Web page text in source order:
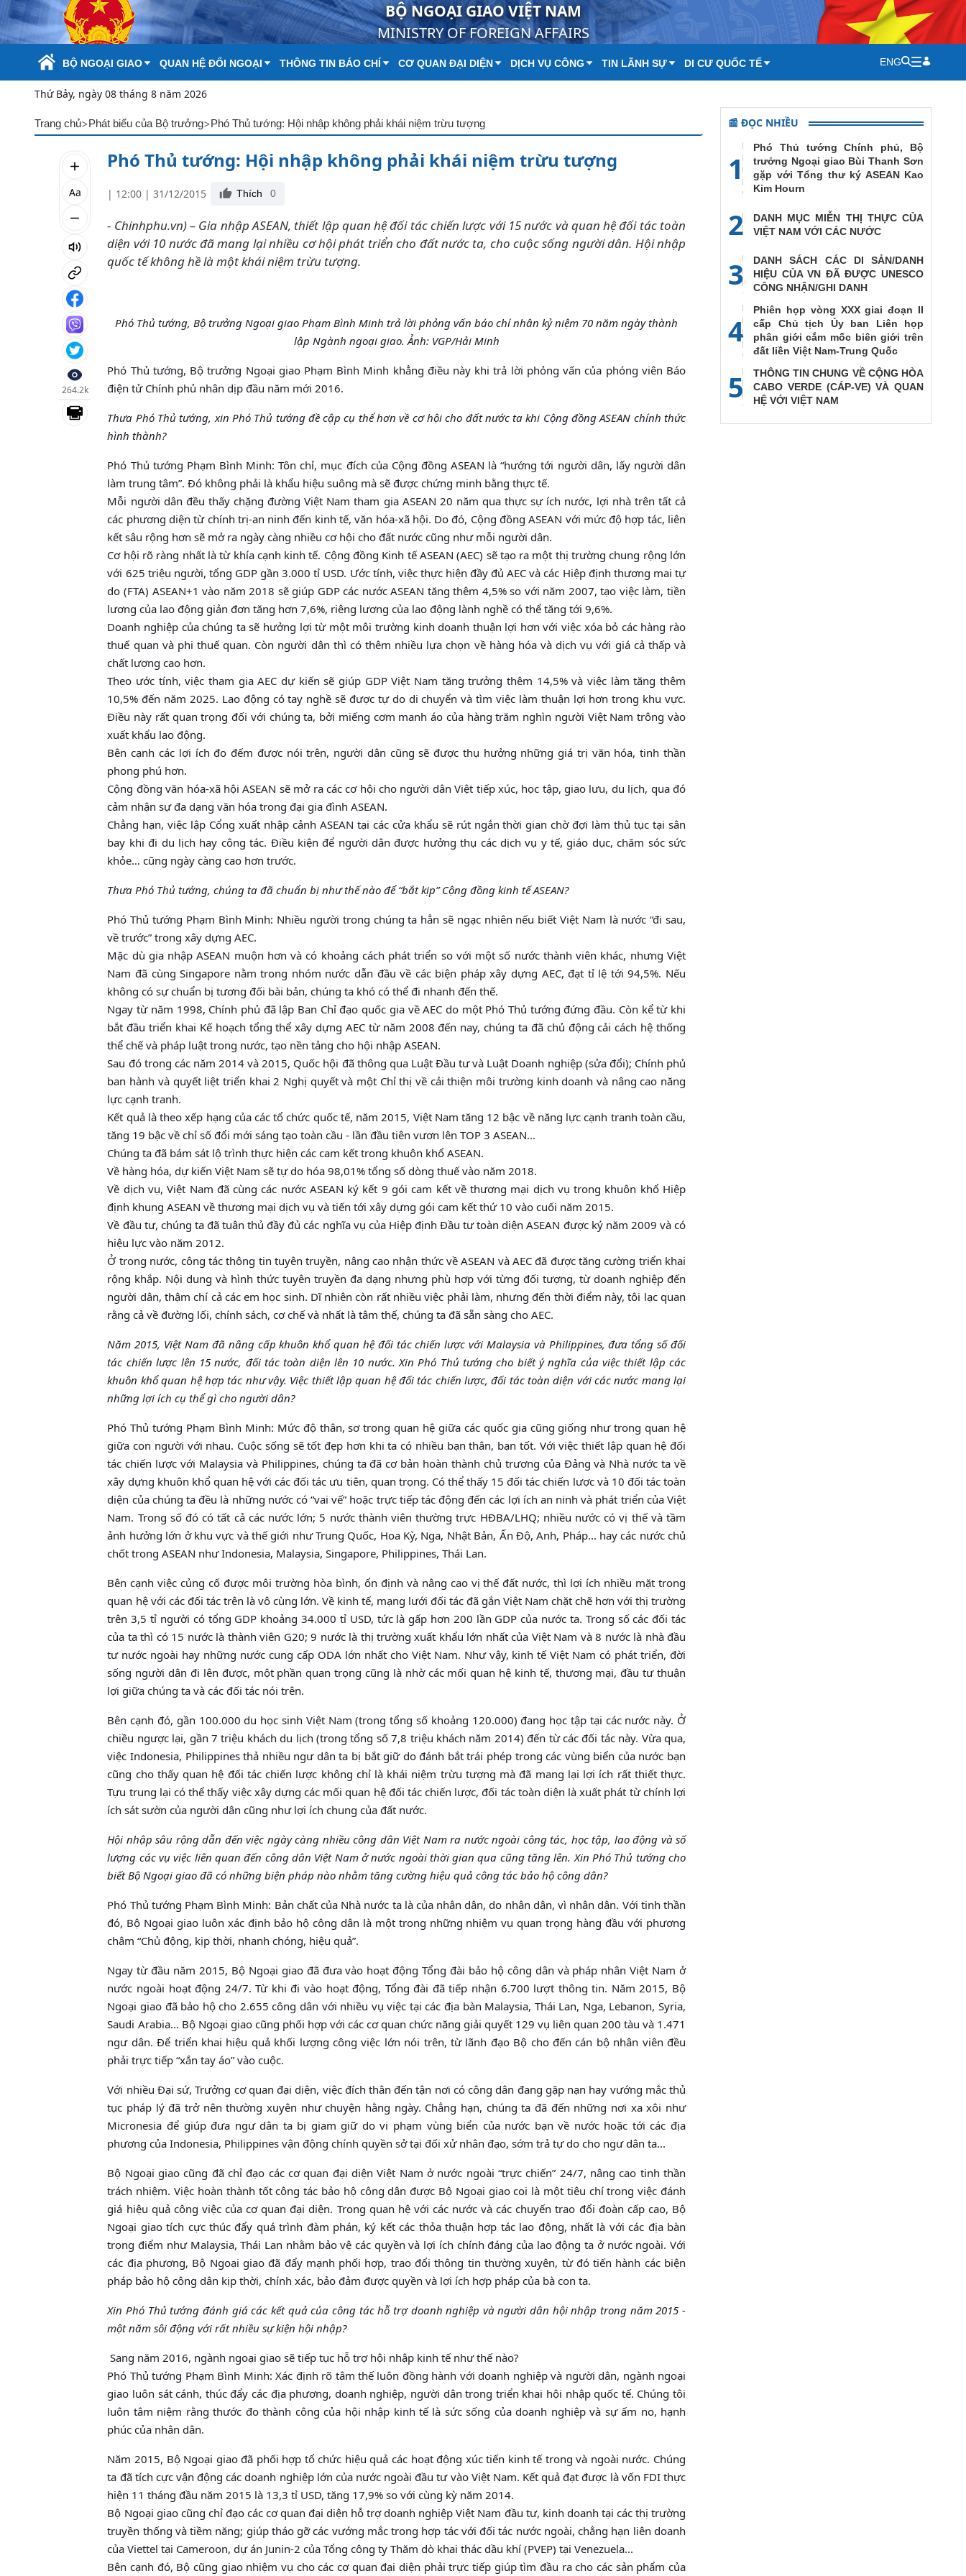
Skip to Main Content BỘ NGOẠI GIAO VIỆT NAM
MINISTRY OF FOREIGN AFFAIRS
BỘ NGOẠI GIAO QUAN HỆ ĐỐI NGOẠI THÔNG TIN BÁO CHÍ CƠ QUAN ĐẠI DIỆN DỊCH VỤ CÔNG TIN LÃNH SỰ DI CƯ QUỐC TẾ ENG
Thứ Bảy, ngày 08 tháng 8 năm 2026
Trang chủ>Phát biểu của Bộ trưởng>Phó Thủ tướng: Hội nhập không phải khái niệm trừu tượng
Aa
264.2k
Phó Thủ tướng: Hội nhập không phải khái niệm trừu tượng
| 12:00 | 31/12/2015 Thích 0
- Chinhphu.vn) – Gia nhập ASEAN, thiết lập quan hệ đối tác chiến lược với 15 nước và quan hệ đối tác toàn
diện với 10 nước đã mang lại nhiều cơ hội phát triển cho đất nước ta, cho cuộc sống người dân. Hội nhập
quốc tế không hề là một khái niệm trừu tượng.
Phó Thủ tướng, Bộ trưởng Ngoại giao Phạm Bình Minh trả lời phỏng vấn báo chí nhân kỷ niệm 70 năm ngày thành
lập Ngành ngoại giao. Ảnh: VGP/Hải Minh
Phó Thủ tướng, Bộ trưởng Ngoại giao Phạm Bình Minh khẳng điều này khi trả lời phỏng vấn của phóng viên Báo
điện tử Chính phủ nhân dịp đầu năm mới 2016.
Thưa Phó Thủ tướng, xin Phó Thủ tướng đề cập cụ thể hơn về cơ hội cho đất nước ta khi Cộng đồng ASEAN chính thức
hình thành?
Phó Thủ tướng Phạm Bình Minh: Tôn chỉ, mục đích của Cộng đồng ASEAN là “hướng tới người dân, lấy người dân
làm trung tâm”. Đó không phải là khẩu hiệu suông mà sẽ được chứng minh bằng thực tế.
Mỗi người dân đều thấy chặng đường Việt Nam tham gia ASEAN 20 năm qua thực sự ích nước, lợi nhà trên tất cả
các phương diện từ chính trị-an ninh đến kinh tế, văn hóa-xã hội. Do đó, Cộng đồng ASEAN với mức độ hợp tác, liên
kết sâu rộng hơn sẽ mở ra ngày càng nhiều cơ hội cho đất nước cũng như mỗi người dân.
Cơ hội rõ ràng nhất là từ khía cạnh kinh tế. Cộng đồng Kinh tế ASEAN (AEC) sẽ tạo ra một thị trường chung rộng lớn
với 625 triệu người, tổng GDP gần 3.000 tỉ USD. Ước tính, việc thực hiện đầy đủ AEC và các Hiệp định thương mai tự
do (FTA) ASEAN+1 vào năm 2018 sẽ giúp GDP các nước ASEAN tăng thêm 4,5% so với năm 2007, tạo việc làm, tiền
lương của lao động giản đơn tăng hơn 7,6%, riêng lương của lao động lành nghề có thể tăng tới 9,6%.
Doanh nghiệp của chúng ta sẽ hưởng lợi từ một môi trường kinh doanh thuận lợi hơn với việc xóa bỏ các hàng rào
thuế quan và phi thuế quan. Còn người dân thì có thêm nhiều lựa chọn về hàng hóa và dịch vụ với giá cả thấp và
chất lượng cao hơn.
Theo ước tính, việc tham gia AEC dự kiến sẽ giúp GDP Việt Nam tăng trưởng thêm 14,5% và việc làm tăng thêm
10,5% đến năm 2025. Lao động có tay nghề sẽ được tự do di chuyển và tìm việc làm thuận lợi hơn trong khu vực.
Điều này rất quan trọng đối với chúng ta, bởi miếng cơm manh áo của hàng trăm nghìn người Việt Nam trông vào
xuất khẩu lao động.
Bên cạnh các lợi ích đo đếm được nói trên, người dân cũng sẽ được thụ hưởng những giá trị văn hóa, tinh thần
phong phú hơn.
Cộng đồng văn hóa-xã hội ASEAN sẽ mở ra các cơ hội cho người dân Việt tiếp xúc, học tập, giao lưu, du lịch, qua đó
cảm nhận sự đa dạng văn hóa trong đại gia đình ASEAN.
Chẳng hạn, việc lập Cổng xuất nhập cảnh ASEAN tại các cửa khẩu sẽ rút ngắn thời gian chờ đợi làm thủ tục tại sân
bay khi đi du lịch hay công tác. Điều kiện để người dân được hưởng thụ các dịch vụ y tế, giáo dục, chăm sóc sức
khỏe… cũng ngày càng cao hơn trước.
Thưa Phó Thủ tướng, chúng ta đã chuẩn bị như thế nào để “bắt kịp” Cộng đồng kinh tế ASEAN?
Phó Thủ tướng Phạm Bình Minh: Nhiều người trong chúng ta hẳn sẽ ngạc nhiên nếu biết Việt Nam là nước “đi sau,
về trước” trong xây dựng AEC.
Mặc dù gia nhập ASEAN muộn hơn và có khoảng cách phát triển so với một số nước thành viên khác, nhưng Việt
Nam đã cùng Singapore nằm trong nhóm nước dẫn đầu về các biện pháp xây dựng AEC, đạt tỉ lệ tới 94,5%. Nếu
không có sự chuẩn bị tương đối bài bản, chúng ta khó có thể đi nhanh đến thế.
Ngay từ năm 1998, Chính phủ đã lập Ban Chỉ đạo quốc gia về AEC do một Phó Thủ tướng đứng đầu. Còn kể từ khi
bắt đầu triển khai Kế hoạch tổng thể xây dựng AEC từ năm 2008 đến nay, chúng ta đã chủ động cải cách hệ thống
thể chế và pháp luật trong nước, tạo nền tảng cho hội nhập ASEAN.
Sau đó trong các năm 2014 và 2015, Quốc hội đã thông qua Luật Đầu tư và Luật Doanh nghiệp (sửa đổi); Chính phủ
ban hành và quyết liệt triển khai 2 Nghị quyết và một Chỉ thị về cải thiện môi trường kinh doanh và nâng cao năng
lực cạnh tranh.
Kết quả là theo xếp hạng của các tổ chức quốc tế, năm 2015, Việt Nam tăng 12 bậc về năng lực cạnh tranh toàn cầu,
tăng 19 bậc về chỉ số đổi mới sáng tạo toàn cầu - lần đầu tiên vươn lên TOP 3 ASEAN...
Chúng ta đã bám sát lộ trình thực hiện các cam kết trong khuôn khổ ASEAN.
Về hàng hóa, dự kiến Việt Nam sẽ tự do hóa 98,01% tổng số dòng thuế vào năm 2018.
Về dịch vụ, Việt Nam đã cùng các nước ASEAN ký kết 9 gói cam kết về thương mại dịch vụ trong khuôn khổ Hiệp
định khung ASEAN về thương mại dịch vụ và tiến tới xây dựng gói cam kết thứ 10 vào cuối năm 2015.
Về đầu tư, chúng ta đã tuân thủ đầy đủ các nghĩa vụ của Hiệp định Đầu tư toàn diện ASEAN được ký năm 2009 và có
hiệu lực vào năm 2012.
Ở trong nước, công tác thông tin tuyên truyền, nâng cao nhận thức về ASEAN và AEC đã được tăng cường triển khai
rộng khắp. Nội dung và hình thức tuyên truyền đa dạng nhưng phù hợp với từng đối tượng, từ doanh nghiệp đến
người dân, thậm chí cả các em học sinh. Dĩ nhiên còn rất nhiều việc phải làm, nhưng đến thời điểm này, tôi lạc quan
rằng cả về đường lối, chính sách, cơ chế và nhất là tâm thế, chúng ta đã sẵn sàng cho AEC.
Năm 2015, Việt Nam đã nâng cấp khuôn khổ quan hệ đối tác chiến lược với Malaysia và Philippines, đưa tổng số đối
tác chiến lược lên 15 nước, đối tác toàn diện lên 10 nước. Xin Phó Thủ tướng cho biết ý nghĩa của việc thiết lập các
khuôn khổ quan hệ hợp tác như vậy. Việc thiết lập quan hệ đối tác chiến lược, đối tác toàn diện với các nước mang lại
những lợi ích cụ thể gì cho người dân?
Phó Thủ tướng Phạm Bình Minh: Mức độ thân, sơ trong quan hệ giữa các quốc gia cũng giống như trong quan hệ
giữa con người với nhau. Cuộc sống sẽ tốt đẹp hơn khi ta có nhiều bạn thân, bạn tốt. Với việc thiết lập quan hệ đối
tác chiến lược với Malaysia và Philippines, chúng ta đã cơ bản hoàn thành chủ trương của Đảng và Nhà nước ta về
xây dựng khuôn khổ quan hệ với các đối tác ưu tiên, quan trọng. Có thể thấy 15 đối tác chiến lược và 10 đối tác toàn
diện của chúng ta đều là những nước có “vai vế” hoặc trực tiếp tác động đến các lợi ích an ninh và phát triển của Việt
Nam. Trong số đó có tất cả các nước lớn; 5 nước thành viên thường trực HĐBA/LHQ; nhiều nước có vị thế và tầm
ảnh hưởng lớn ở khu vực và thế giới như Trung Quốc, Hoa Kỳ, Nga, Nhật Bản, Ấn Độ, Anh, Pháp... hay các nước chủ
chốt trong ASEAN như Indonesia, Malaysia, Singapore, Philippines, Thái Lan.
Bên cạnh việc củng cố được môi trường hòa bình, ổn định và nâng cao vị thế đất nước, thì lợi ích nhiều mặt trong
quan hệ với các đối tác trên là vô cùng lớn. Về kinh tế, mạng lưới đối tác đã gắn Việt Nam chặt chẽ hơn với thị trường
trên 3,5 tỉ người có tổng GDP khoảng 34.000 tỉ USD, tức là gấp hơn 200 lần GDP của nước ta. Trong số các đối tác
của ta thì có 15 nước là thành viên G20; 9 nước là thị trường xuất khẩu lớn nhất của Việt Nam và 8 nước là nhà đầu
tư nước ngoài hay những nước cung cấp ODA lớn nhất cho Việt Nam. Như vậy, kinh tế Việt Nam có phát triển, đời
sống người dân đi lên được, một phần quan trọng cũng là nhờ các mối quan hệ kinh tế, thương mại, đầu tư thuận
lợi giữa chúng ta và các đối tác nói trên.
Bên cạnh đó, gần 100.000 du học sinh Việt Nam (trong tổng số khoảng 120.000) đang học tập tại các nước này. Ở
chiều ngược lại, gần 7 triệu khách du lịch (trong tổng số 7,8 triệu khách năm 2014) đến từ các đối tác này. Vừa qua,
việc Indonesia, Philippines thả nhiều ngư dân ta bị bắt giữ do đánh bắt trái phép trong các vùng biển của nước bạn
cũng cho thấy quan hệ đối tác chiến lược không chỉ là khái niệm trừu tượng mà đã mang lại lợi ích rất thiết thực.
Tựu trung lại có thể thấy việc xây dựng các mối quan hệ đối tác chiến lược, đối tác toàn diện là xuất phát từ chính lợi
ích sát sườn của người dân cũng như lợi ích chung của đất nước.
Hội nhập sâu rộng dẫn đến việc ngày càng nhiều công dân Việt Nam ra nước ngoài công tác, học tập, lao động và số
lượng các vụ việc liên quan đến công dân Việt Nam ở nước ngoài thời gian qua cũng tăng lên. Xin Phó Thủ tướng cho
biết Bộ Ngoại giao đã có những biện pháp nào nhằm tăng cường hiệu quả công tác bảo hộ công dân?
Phó Thủ tướng Phạm Bình Minh: Bản chất của Nhà nước ta là của nhân dân, do nhân dân, vì nhân dân. Với tinh thần
đó, Bộ Ngoại giao luôn xác định bảo hộ công dân là một trong những nhiệm vụ quan trọng hàng đầu với phương
châm “Chủ động, kịp thời, nhanh chóng, hiệu quả”.
Ngay từ đầu năm 2015, Bộ Ngoại giao đã đưa vào hoạt động Tổng đài bảo hộ công dân và pháp nhân Việt Nam ở
nước ngoài hoạt động 24/7. Từ khi đi vào hoạt động, Tổng đài đã tiếp nhận 6.700 lượt thông tin. Năm 2015, Bộ
Ngoại giao đã bảo hộ cho 2.655 công dân với nhiều vụ việc tại các địa bàn Malaysia, Thái Lan, Nga, Lebanon, Syria,
Saudi Arabia… Bộ Ngoại giao cũng phối hợp với các cơ quan chức năng giải quyết 129 vụ liên quan 200 tàu và 1.471
ngư dân. Để triển khai hiệu quả khối lượng công việc lớn nói trên, từ lãnh đạo Bộ cho đến cán bộ nhân viên đều
phải trực tiếp “xắn tay áo” vào cuộc.
Với nhiều Đại sứ, Trưởng cơ quan đại diện, việc đích thân đến tận nơi có công dân đang gặp nạn hay vướng mắc thủ
tục pháp lý đã trở nên thường xuyên như chuyện hằng ngày. Chẳng hạn, chúng ta đã đến những nơi xa xôi như
Micronesia để giúp đưa ngư dân ta bị giam giữ do vi phạm vùng biển của nước bạn về nước hoặc tới các địa
phương của Indonesia, Philippines vận động chính quyền sở tại đối xử nhân đạo, sớm trả tự do cho ngư dân ta...
Bộ Ngoại giao cũng đã chỉ đạo các cơ quan đại diện Việt Nam ở nước ngoài “trực chiến” 24/7, nâng cao tinh thần
trách nhiệm. Việc hoàn thành tốt công tác bảo hộ công dân được Bộ Ngoại giao coi là một tiêu chí trong việc đánh
giá hiệu quả công việc của cơ quan đại diện. Trong quan hệ với các nước và các chuyến trao đổi đoàn cấp cao, Bộ
Ngoại giao tích cực thúc đẩy quá trình đàm phán, ký kết các thỏa thuận hợp tác lao động, nhất là với các địa bàn
trọng điểm như Malaysia, Thái Lan nhằm bảo vệ các quyền và lợi ích chính đáng của lao động ta ở nước ngoài. Với
các địa phương, Bộ Ngoại giao đã đẩy mạnh phối hợp, trao đổi thông tin thường xuyên, từ đó tiến hành các biện
pháp bảo hộ công dân kịp thời, chính xác, bảo đảm được quyền và lợi ích hợp pháp của bà con ta.
Xin Phó Thủ tướng đánh giá các kết quả của công tác hỗ trợ doanh nghiệp và người dân hội nhập trong năm 2015 -
một năm sôi động với rất nhiều sự kiện hội nhập?
Sang năm 2016, ngành ngoại giao sẽ tiếp tục hỗ trợ hội nhập kinh tế như thế nào?
Phó Thủ tướng Phạm Bình Minh: Xác định rõ tâm thế luôn đồng hành với doanh nghiệp và người dân, ngành ngoại
giao luôn sát cánh, thúc đẩy các địa phương, doanh nghiệp, người dân trong triển khai hội nhập quốc tế. Chúng tôi
luôn tâm niệm rằng thước đo thành công của hội nhập kinh tế là sức sống của doanh nghiệp và sự ấm no, hạnh
phúc của nhân dân.
Năm 2015, Bộ Ngoại giao đã phối hợp tổ chức hiệu quả các hoạt động xúc tiến kinh tế trong và ngoài nước. Chúng
ta đã tích cực vận động các doanh nghiệp lớn của nước ngoài đầu tư vào Việt Nam. Kết quả đạt được là vốn FDI thực
hiện 11 tháng đầu năm 2015 là 13,3 tỉ USD, tăng 17,9% so với cùng kỳ năm 2014.
Bộ Ngoại giao cũng chỉ đạo các cơ quan đại diện hỗ trợ doanh nghiệp Việt Nam đầu tư, kinh doanh tại các thị trường
truyền thống và tiềm năng; giúp tháo gỡ các vướng mắc trong hợp tác với đối tác nước ngoài, chẳng hạn liên doanh
của Viettel tại Cameroon, dự án Junin-2 của Tổng công ty Thăm dò khai thác dầu khí (PVEP) tại Venezuela...
Bên cạnh đó, Bộ cũng giao nhiệm vụ cho các cơ quan đại diện phải trực tiếp giúp tìm đầu ra cho các sản phẩm của
📰 ĐỌC NHIỀU
1
Phó Thủ tướng Chính phủ, Bộ
trưởng Ngoại giao Bùi Thanh Sơn
gặp với Tổng thư ký ASEAN Kao
Kim Hourn
2
DANH MỤC MIỄN THỊ THỰC CỦA
VIỆT NAM VỚI CÁC NƯỚC
3
DANH SÁCH CÁC DI SẢN/DANH
HIỆU CỦA VN ĐÃ ĐƯỢC UNESCO
CÔNG NHẬN/GHI DANH
4
Phiên họp vòng XXX giai đoạn II
cấp Chủ tịch Ủy ban Liên họp
phân giới cắm mốc biên giới trên
đất liền Việt Nam-Trung Quốc
5
THÔNG TIN CHUNG VỀ CỘNG HÒA
CABO VERDE (CÁP-VE) VÀ QUAN
HỆ VỚI VIỆT NAM